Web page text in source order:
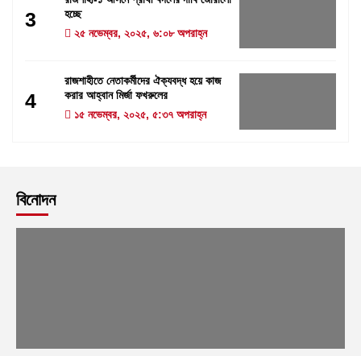
3
হচ্ছে
২৫ নভেম্বর, ২০২৫, ৬:০৮ অপরাহ্ন
4
রাজশাহীতে নেতাকর্মীদের ঐক্যবদ্ধ হয়ে কাজ
করার আহ্বান মির্জা ফখরুলের
১৫ নভেম্বর, ২০২৫, ৫:৩৭ অপরাহ্ন
বিনোদন